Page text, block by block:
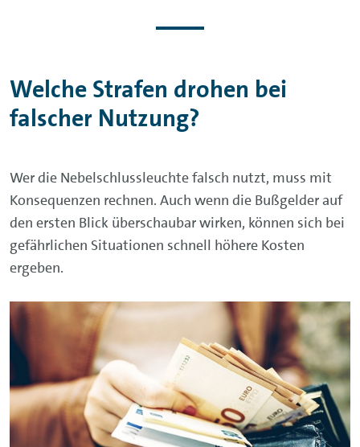
Welche Strafen drohen bei
falscher Nutzung?
Wer die Nebelschlussleuchte falsch nutzt, muss mit
Konsequenzen rechnen. Auch wenn die Bußgelder auf
den ersten Blick überschaubar wirken, können sich bei
gefährlichen Situationen schnell höhere Kosten
ergeben.